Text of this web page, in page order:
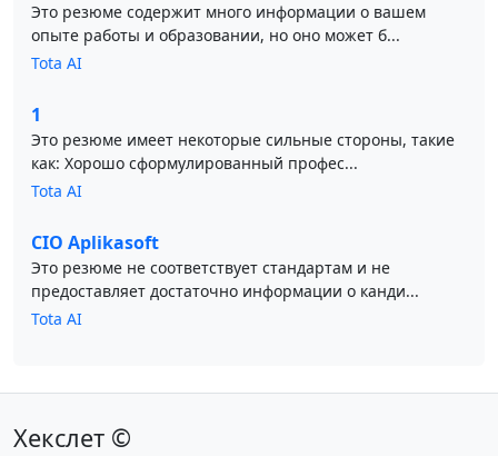
Это резюме содержит много информации о вашем
опыте работы и образовании, но оно может б...
Tota AI
1
Это резюме имеет некоторые сильные стороны, такие
как: Хорошо сформулированный профес...
Tota AI
CIO Aplikasoft
Это резюме не соответствует стандартам и не
предоставляет достаточно информации о канди...
Tota AI
Хекслет ©